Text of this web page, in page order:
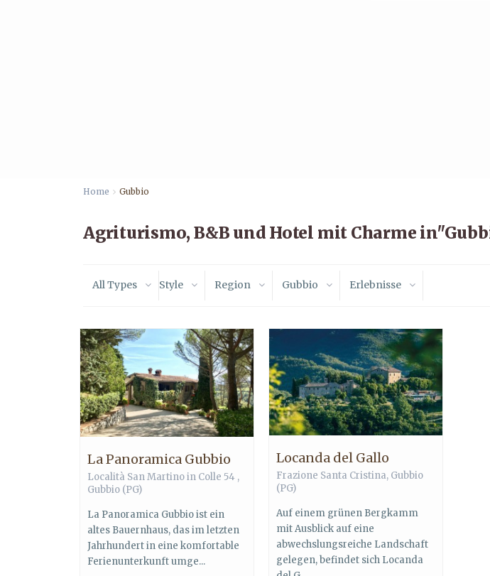
Home Gubbio
Agriturismo, B&B und Hotel mit Charme
All Types Style Region Gubbio Erlebnisse
La Panoramica Gubbio
Località San Martino in Colle 54 ,
Gubbio (PG)
La Panoramica Gubbio ist ein
altes Bauernhaus, das im letzten
Jahrhundert in eine komfortable
Ferienunterkunft umge...
Locanda del Gallo
Frazione Santa Cristina, Gubbio
(PG)
Auf einem grünen Bergkamm
mit Ausblick auf eine
abwechslungsreiche Landschaft
gelegen, befindet sich Locanda